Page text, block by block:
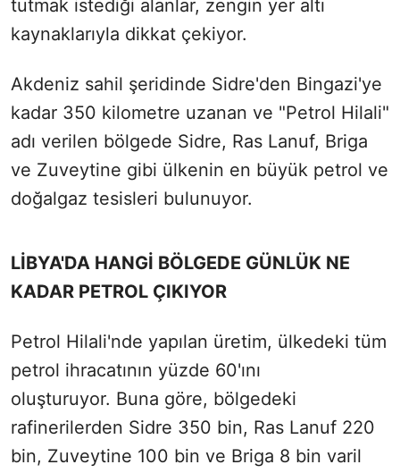
tutmak istediği alanlar, zengin yer altı
kaynaklarıyla dikkat çekiyor.
Akdeniz sahil şeridinde Sidre'den Bingazi'ye
kadar 350 kilometre uzanan ve "Petrol Hilali"
adı verilen bölgede Sidre, Ras Lanuf, Briga
ve Zuveytine gibi ülkenin en büyük petrol ve
doğalgaz tesisleri bulunuyor.
LİBYA'DA HANGİ BÖLGEDE GÜNLÜK NE
KADAR PETROL ÇIKIYOR
Petrol Hilali'nde yapılan üretim, ülkedeki tüm
petrol ihracatının yüzde 60'ını
oluşturuyor. Buna göre, bölgedeki
rafinerilerden Sidre 350 bin, Ras Lanuf 220
bin, Zuveytine 100 bin ve Briga 8 bin varil